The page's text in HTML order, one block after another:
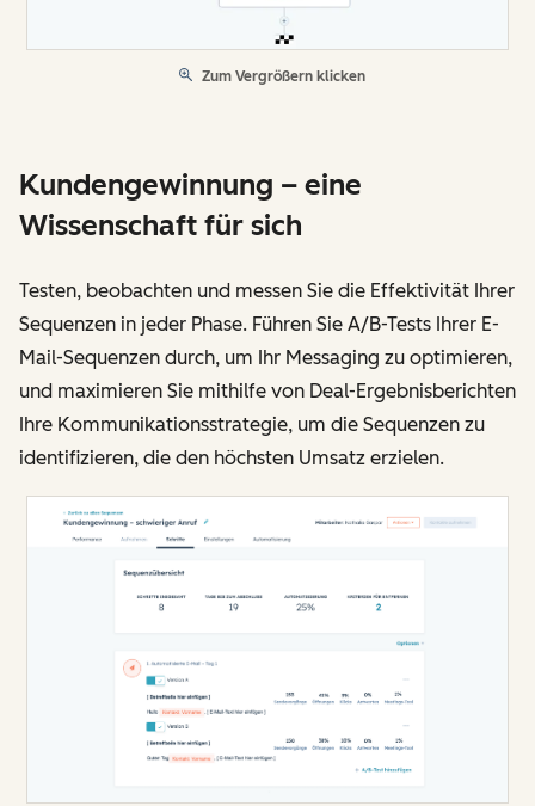
Zum Vergrößern klicken
Kundengewinnung – eine
Wissenschaft für sich
Testen, beobachten und messen Sie die Effektivität Ihrer
Sequenzen in jeder Phase. Führen Sie A/B-Tests Ihrer E-
Mail-Sequenzen durch, um Ihr Messaging zu optimieren,
und maximieren Sie mithilfe von Deal-Ergebnisberichten
Ihre Kommunikationsstrategie, um die Sequenzen zu
identifizieren, die den höchsten Umsatz erzielen.